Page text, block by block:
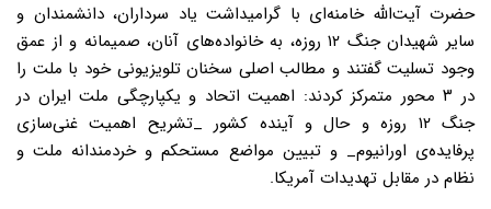
حضرت آیت‌الله خامنه‌ای با گرامیداشت یاد سرداران،‌ دانشمندان و
سایر شهیدان جنگ ۱۲ روزه،‌ به خانواده‌های آنان،‌ صمیمانه و از عمق
وجود تسلیت گفتند و مطالب اصلی سخنان تلویزیونی خود با ملت را
در ۳ محور متمرکز کردند: اهمیت اتحاد و یکپارچگی ملت ایران در
جنگ ۱۲ روزه و حال و آینده کشور _تشریح اهمیت غنی‌سازی
پرفایده‌ی اورانیوم_ و تبیین مواضع مستحکم و خردمندانه ملت و
نظام در مقابل تهدیدات آمریکا.